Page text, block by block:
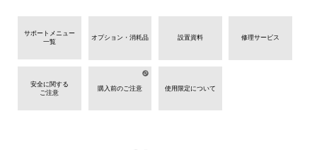
サポートメニュー
一覧
オプション・消耗品 設置資料 修理サービス
安全に関する
ご注意
購入前のご注意 使用限定について